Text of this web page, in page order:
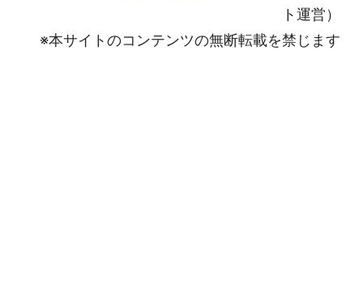
ト運営）
※本サイトのコンテンツの無断転載を禁じます